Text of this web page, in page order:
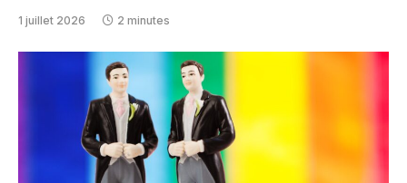
1 juillet 2026 2 minutes